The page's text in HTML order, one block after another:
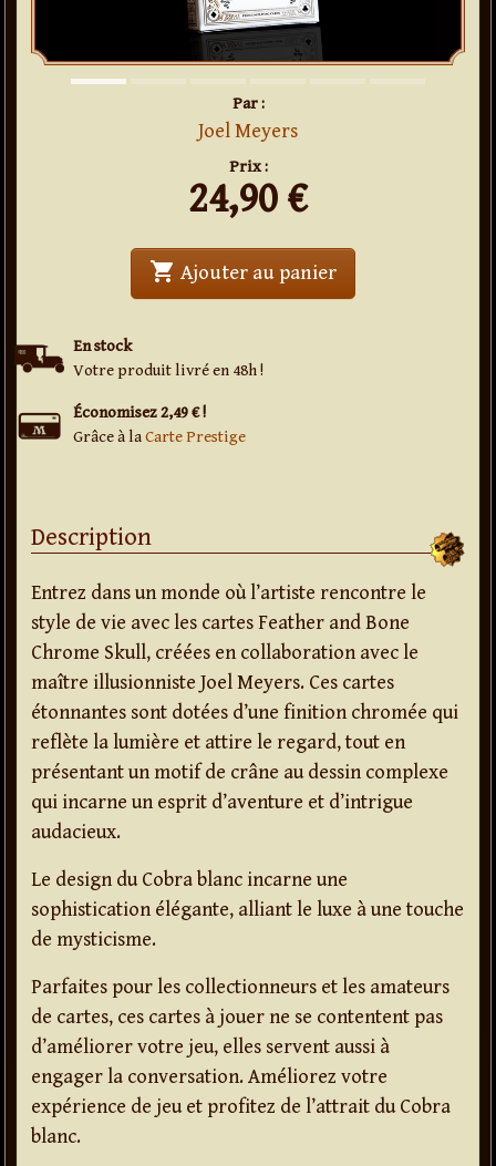
Par :
Joel Meyers
Prix :
24,90 €
En stock
Votre produit livré en 48h !
Économisez 2,49 € !
Grâce à laCarte Prestige
shopping_cart Ajouter au panier' . Jeu de cartes
Description
Entrez dans un monde où l’artiste rencontre le
style de vie avec les cartes Feather and Bone
Chrome Skull, créées en collaboration avec le
maître illusionniste Joel Meyers. Ces cartes
étonnantes sont dotées d’une finition chromée qui
reflète la lumière et attire le regard, tout en
présentant un motif de crâne au dessin complexe
qui incarne un esprit d’aventure et d’intrigue
audacieux.
Le design du Cobra blanc incarne une
sophistication élégante, alliant le luxe à une touche
de mysticisme.
Parfaites pour les collectionneurs et les amateurs
de cartes, ces cartes à jouer ne se contentent pas
d’améliorer votre jeu, elles servent aussi à
engager la conversation. Améliorez votre
expérience de jeu et profitez de l’attrait du Cobra
blanc.